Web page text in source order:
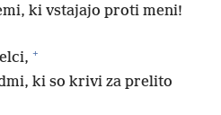
ki vstajajo proti meni!
+
ki so krivi za prelito